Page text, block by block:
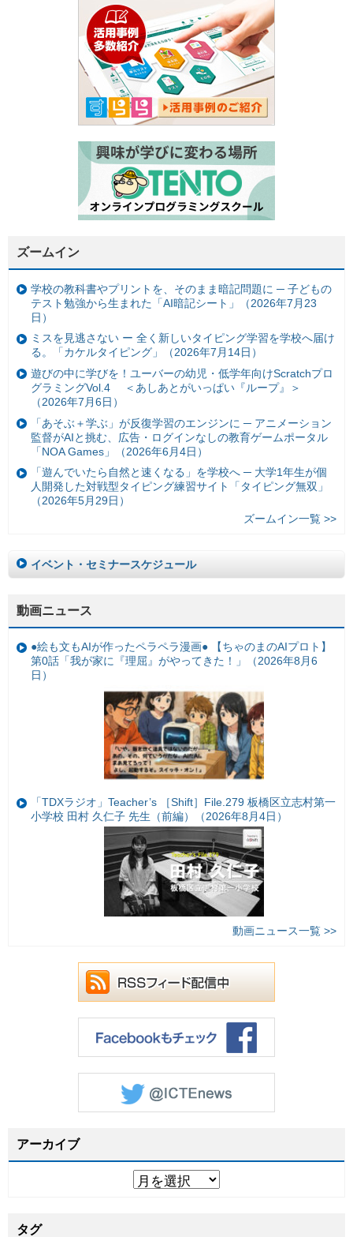
ズームイン
学校の教科書やプリントを、そのまま暗記問題に ─ 子どもの
テスト勉強から生まれた「AI暗記シート」（2026年7月23
日）
ミスを見逃さない ー 全く新しいタイピング学習を学校へ届け
る。「カケルタイピング」（2026年7月14日）
遊びの中に学びを！ユーバーの幼児・低学年向けScratchプロ
グラミングVol.4 ＜あしあとがいっぱい『ループ』＞
（2026年7月6日）
「あそぶ＋学ぶ」が反復学習のエンジンに ─ アニメーション
監督がAIと挑む、広告・ログインなしの教育ゲームポータル
「NOA Games」（2026年6月4日）
「遊んでいたら自然と速くなる」を学校へ ─ 大学1年生が個
人開発した対戦型タイピング練習サイト「タイピング無双」
（2026年5月29日）
ズームイン一覧 >>
イベント・セミナースケジュール
動画ニュース
●絵も文もAIが作ったペラペラ漫画● 【ちゃのまのAIプロト】
第0話「我が家に『理屈』がやってきた！」（2026年8月6
日）
「TDXラジオ」Teacher’s ［Shift］File.279 板橋区立志村第一
小学校 田村 久仁子 先生（前編）（2026年8月4日）
動画ニュース一覧 >>
アーカイブ
タグ